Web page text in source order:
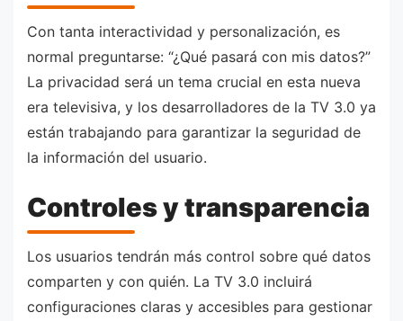
Con tanta interactividad y personalización, es
normal preguntarse: “¿Qué pasará con mis datos?”
La privacidad será un tema crucial en esta nueva
era televisiva, y los desarrolladores de la TV 3.0 ya
están trabajando para garantizar la seguridad de
la información del usuario.
Controles y transparencia
Los usuarios tendrán más control sobre qué datos
comparten y con quién. La TV 3.0 incluirá
configuraciones claras y accesibles para gestionar